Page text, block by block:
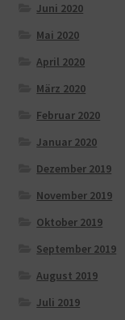
Juni 2020
Mai 2020
April 2020
März 2020
Februar 2020
Januar 2020
Dezember 2019
November 2019
Oktober 2019
September 2019
August 2019
Juli 2019